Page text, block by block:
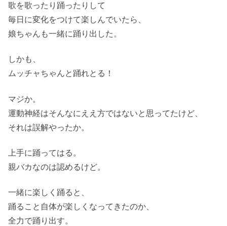
歌を歌ったり踊ったりして
毎日に変化をつけて楽しんでいたら、
娘ちゃんも一緒に踊り出した。
しかも、
ムッチャちゃんと踊れとる！
マジか。
運動神経はそんなにええ方ではないと思ってたけど、
それは誤解やったか。
上手に踊ってはる。
親バカなのは認めるけど。
一緒に楽しく踊ると、
踊ること自体が楽しくなってきたのか、
全力で踊り出す。